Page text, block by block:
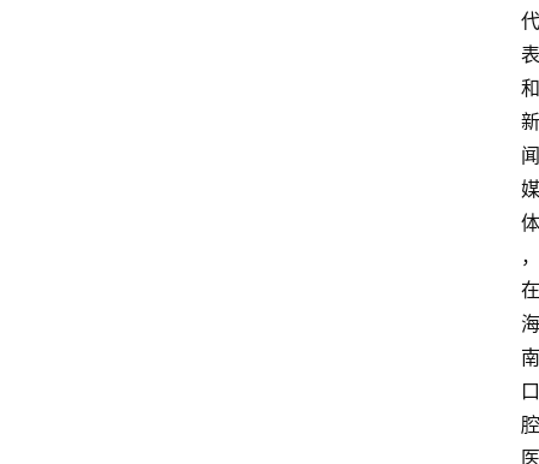
代
表
和
新
闻
媒
体
，
在
海
南
口
腔
医